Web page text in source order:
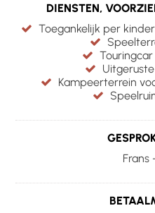
DIENSTEN,
Toegankelijk per
Kampeerterrein
Frans